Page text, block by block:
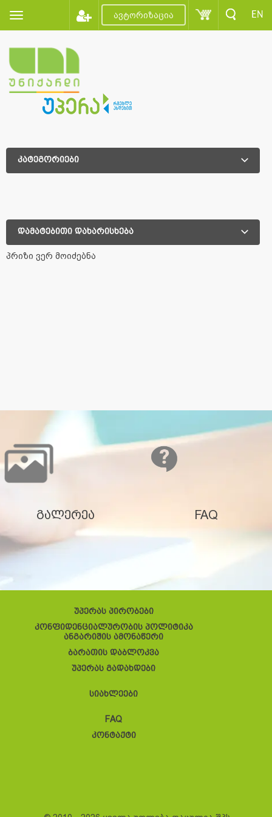
ავტორიზაცია EN
კატეგორიები
დამატებითი დახარისხება
პრიზი ვერ მოიძებნა
გალერეა FAQ
უპერას პირობები
კონფიდენციალურობის პოლიტიკა
ანგარიშის ამონაწერი
ბარათის დაბლოკვა
უპერას გადახდები
სიახლეები
FAQ
კონტაქტი